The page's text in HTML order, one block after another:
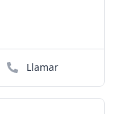
Llamar